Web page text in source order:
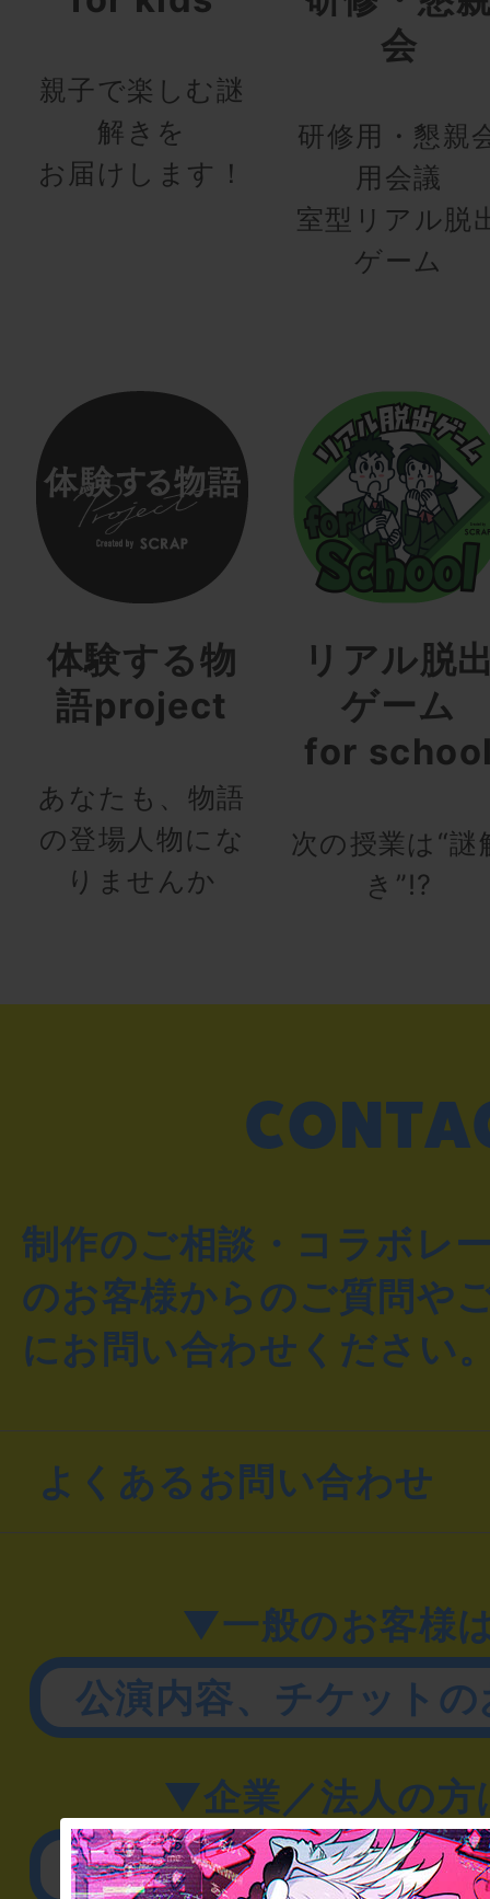
親子で楽しむ謎
解きを
お届けします！
会
研修用・懇親
用会議
室型リアル脱
ゲーム
体験する物
語project
あなたも、物語
の登場人物にな
りませんか
リアル脱
ゲーム
for
次の授業は“謎
き”!?
制作のご相談・コラボレ
のお客様からのご質問や
にお問い合わせください
よくあるお問い合わせ
▼一般のお客様
公演内容、チケット
▼企業／法人の方
リアル脱出ゲーム制作